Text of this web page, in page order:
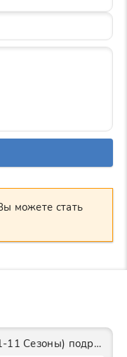
можете стать
Ментовские войны Все (1-11 Сезоны) подряд Сериал